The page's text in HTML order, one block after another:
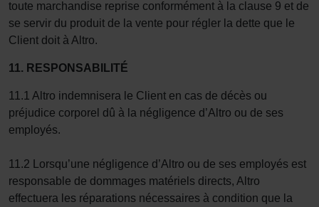
toute marchandise reprise conformément à la clause 9 et de
se servir du produit de la vente pour régler la dette que le
Client doit à Altro.
11. RESPONSABILITÉ
11.1 Altro indemnisera le Client en cas de décès ou
préjudice corporel dû à la négligence d’Altro ou de ses
employés.
11.2 Lorsqu’une négligence d’Altro ou de ses employés est
responsable de dommages matériels directs, Altro
effectuera les réparations nécessaires à condition que la